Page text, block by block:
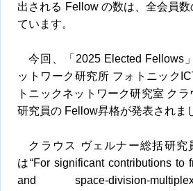
出される Fellow の数は、全会員
ています。
今回、「2025 Elected Fellows
ットワーク研究所 フォトニック
トニックネットワーク研究室 ク
研究員の Fellow昇格が発表されま
クラウス ヴェルナー総括研究
は“For significant contributions to
and space-division-